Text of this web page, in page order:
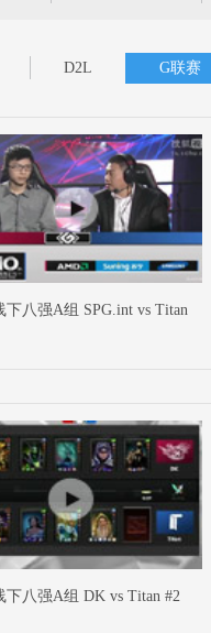
D2L G联赛
下八强A组 SPG.int vs Titan
下八强A组 DK vs Titan #2